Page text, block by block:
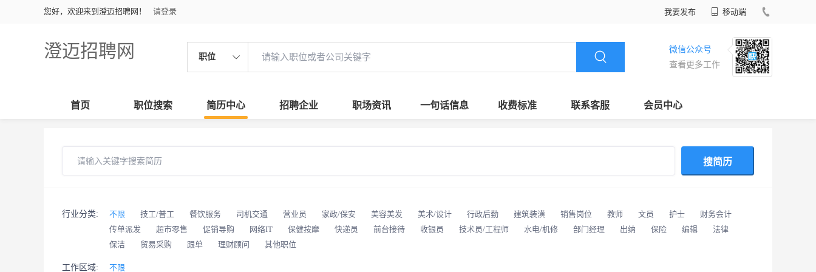
您好，欢迎来到澄迈招聘网！ 请登录 我要发布 移动端
澄迈招聘网 职位
微信公众号
查看更多工作
首页 职位搜索 简历中心 招聘企业 职场资讯 一句话信息 收费标准 联系客服 会员中心
搜简历
行业分类: 不限 技工/普工 餐饮服务 司机交通 营业员 家政/保安 美容美发 美术/设计 行政后勤 建筑装潢 销售岗位 教师 文员 护士
财务会计
传单派发
超市零售 促销导购 网络IT 保健按摩 快递员 前台接待 收银员 技术员/工程师 水电/机修 部门经理 出纳 保险 编辑
法律
保洁
贸易采购 跟单 理财顾问 其他职位
工作区域: 不限